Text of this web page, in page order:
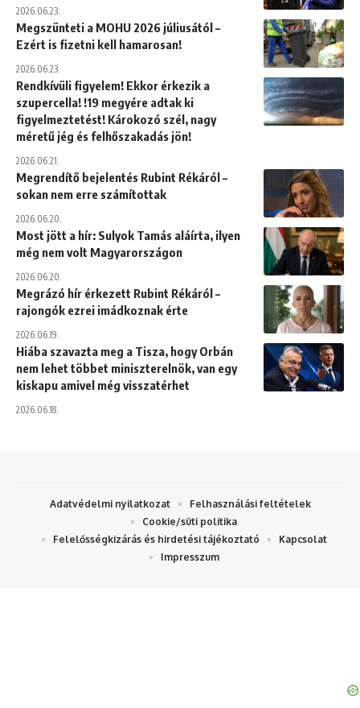
2026.06.23.
Megszünteti a MOHU 2026 júliusától –
Ezért is fizetni kell hamarosan!
2026.06.23.
Rendkívüli figyelem! Ekkor érkezik a
szupercella! !19 megyére adtak ki
figyelmeztetést! Károkozó szél, nagy
méretű jég és felhőszakadás jön!
2026.06.21.
Megrendítő bejelentés Rubint Rékáról –
sokan nem erre számítottak
2026.06.20.
Most jött a hír: Sulyok Tamás aláírta, ilyen
még nem volt Magyarországon
2026.06.20.
Megrázó hír érkezett Rubint Rékáról –
rajongók ezrei imádkoznak érte
2026.06.19.
Hiába szavazta meg a Tisza, hogy Orbán
nem lehet többet miniszterelnök, van egy
kiskapu amivel még visszatérhet
2026.06.18.
Adatvédelmi nyilatkozat
Felhasználási feltételek
Cookie/süti politika
Felelősségkizárás és hirdetési tájékoztató
Kapcsolat
Impresszum